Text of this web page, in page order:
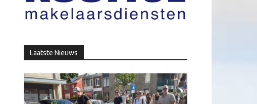
Laatste Nieuws